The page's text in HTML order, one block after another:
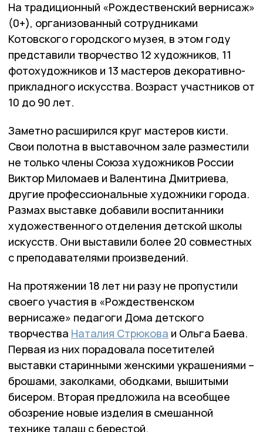
На традиционный «Рождественский вернисаж»
(0+), организованный сотрудниками
Котовского городского музея, в этом году
представили творчество 12 художников, 11
фотохудожников и 13 мастеров декоративно-
прикладного искусства. Возраст участников от
10 до 90 лет.
Заметно расширился круг мастеров кисти.
Свои полотна в выставочном зале разместили
не только члены Союза художников России
Виктор Миломаев и Валентина Дмитриева,
другие профессиональные художники города.
Размах выставке добавили воспитанники
художественного отделения детской школы
искусств. Они выставили более 20 совместных
с преподавателями произведений.
На протяжении 18 лет ни разу не пропустили
своего участия в «Рождественском
вернисаже» педагоги Дома детского
творчества Наталия Стрюкова и Ольга Баева.
Первая из них порадовала посетителей
выставки старинными женскими украшениями –
брошами, заколками, ободками, вышитыми
бисером. Вторая предложила на всеобщее
обозрение новые изделия в смешанной
технике талаш с берестой.